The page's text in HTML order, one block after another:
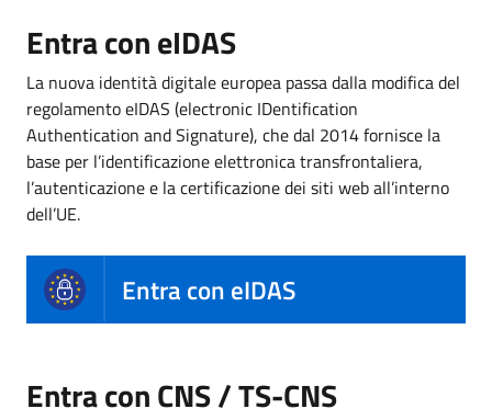
Entra con eIDAS
La nuova identità digitale europea passa dalla modifica del
regolamento eIDAS (electronic IDentification
Authentication and Signature), che dal 2014 fornisce la
base per l’identificazione elettronica transfrontaliera,
l’autenticazione e la certificazione dei siti web all’interno
dell’UE.
Entra con eIDAS
Entra con CNS / TS-CNS